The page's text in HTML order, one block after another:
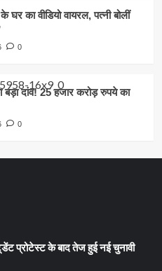
घर का वीडियो वायरल, पत्नी बोलीं
0
दांव! 25 हजार करोड़ रुपये का
0
प्रोटेस्ट के बाद तेज हुई नई चुनावी